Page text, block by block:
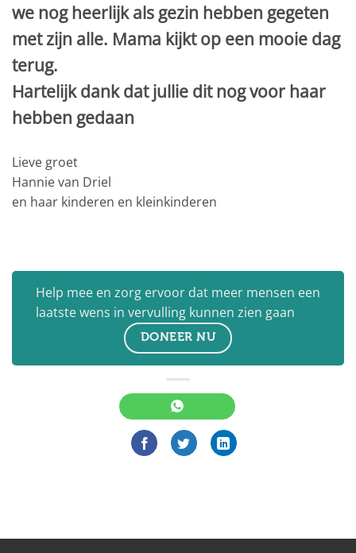
we nog heerlijk als gezin hebben gegeten
met zijn alle. Mama kijkt op een mooie dag
terug.
Hartelijk dank dat jullie dit nog voor haar
hebben gedaan
Lieve groet
Hannie van Driel
en haar kinderen en kleinkinderen
Help mee en zorg ervoor dat meer mensen een
laatste wens in vervulling kunnen zien gaan
DONEER NU